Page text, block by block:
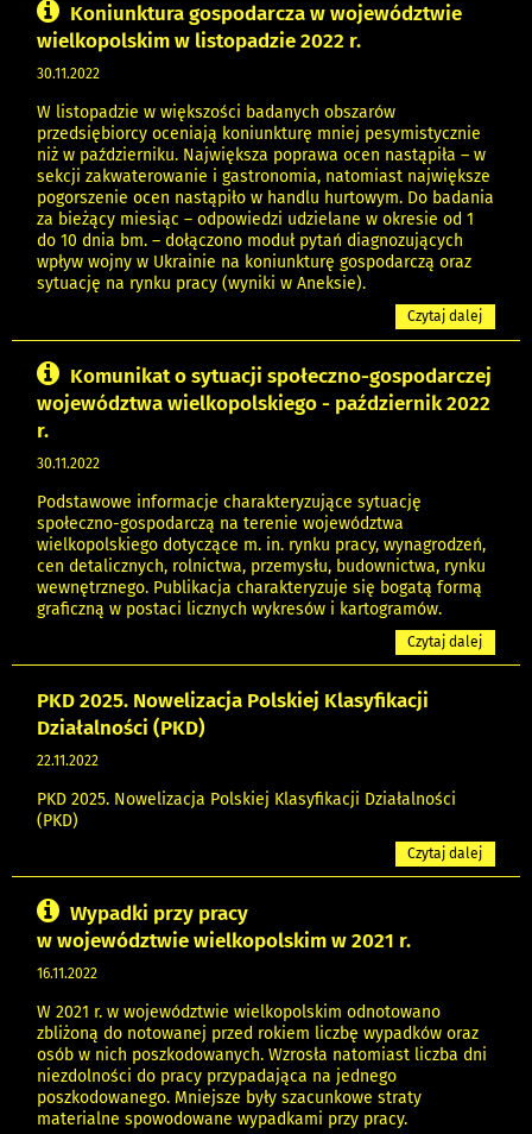
Koniunktura gospodarcza w województwie
wielkopolskim w listopadzie 2022 r.
30.11.2022
W listopadzie w większości badanych obszarów
przedsiębiorcy oceniają koniunkturę mniej pesymistycznie
niż w październiku. Największa poprawa ocen nastąpiła – w
sekcji zakwaterowanie i gastronomia, natomiast największe
pogorszenie ocen nastąpiło w handlu hurtowym. Do badania
za bieżący miesiąc – odpowiedzi udzielane w okresie od 1
do 10 dnia bm. – dołączono moduł pytań diagnozujących
wpływ wojny w Ukrainie na koniunkturę gospodarczą oraz
sytuację na rynku pracy (wyniki w Aneksie).
Czytaj dalej
Komunikat o sytuacji społeczno-gospodarczej
województwa wielkopolskiego - październik 2022
r.
30.11.2022
Podstawowe informacje charakteryzujące sytuację
społeczno-gospodarczą na terenie województwa
wielkopolskiego dotyczące m. in. rynku pracy, wynagrodzeń,
cen detalicznych, rolnictwa, przemysłu, budownictwa, rynku
wewnętrznego. Publikacja charakteryzuje się bogatą formą
graficzną w postaci licznych wykresów i kartogramów.
Czytaj dalej
PKD 2025. Nowelizacja Polskiej Klasyfikacji
Działalności (PKD)
22.11.2022
PKD 2025. Nowelizacja Polskiej Klasyfikacji Działalności
(PKD)
Czytaj dalej
Wypadki przy pracy
w województwie wielkopolskim w 2021 r.
16.11.2022
W 2021 r. w województwie wielkopolskim odnotowano
zbliżoną do notowanej przed rokiem liczbę wypadków oraz
osób w nich poszkodowanych. Wzrosła natomiast liczba dni
niezdolności do pracy przypadająca na jednego
poszkodowanego. Mniejsze były szacunkowe straty
materialne spowodowane wypadkami przy pracy.